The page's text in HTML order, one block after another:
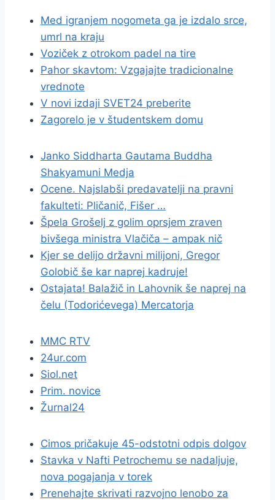
Med igranjem nogometa ga je izdalo srce,
umrl na kraju
Voziček z otrokom padel na tire
Pahor skavtom: Vzgajajte tradicionalne
vrednote
V novi izdaji SVET24 preberite
Zagorelo je v študentskem domu
Janko Siddharta Gautama Buddha
Shakyamuni Medja
Ocene. Najslabši predavatelji na pravni
fakulteti: Pličanič, Fišer …
Špela Grošelj z golim oprsjem zraven
bivšega ministra Vlačiča – ampak nič
Kjer se delijo državni milijoni, Gregor
Golobič še kar naprej kadruje!
Ostajata! Balažič in Lahovnik še naprej na
čelu (Todorićevega) Mercatorja
MMC RTV
24ur.com
Siol.net
Prim. novice
Žurnal24
Cimos pričakuje 45-odstotni odpis dolgov
Stavka v Nafti Petrochemu se nadaljuje,
nova pogajanja v torek
Prenehajte skrivati razvojno lenobo za